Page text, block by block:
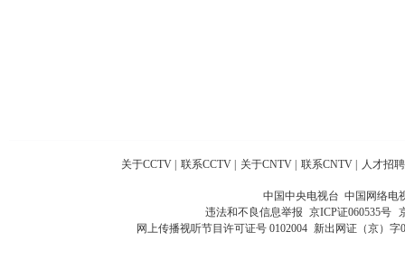
关于CCTV 联系CCTV 关于CNTV 联系CNTV 人才招聘
中国中央电视台 中国网络电
违法和不良信息举报 京ICP证060535号
网上传播视听节目许可证号 0102004 新出网证（京）